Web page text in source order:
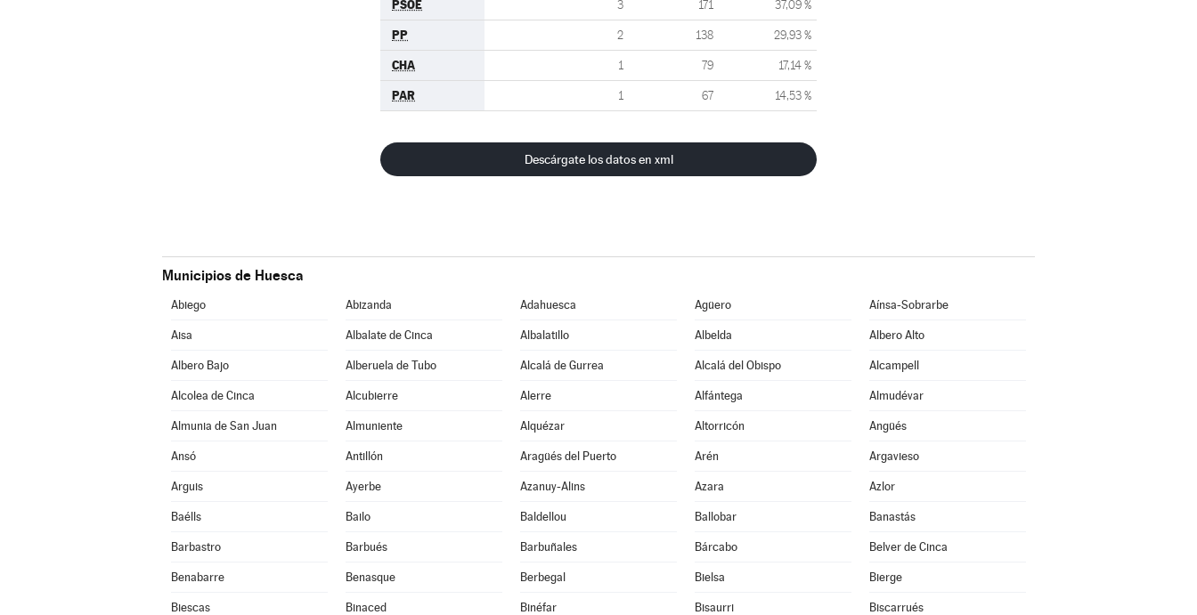
PSOE 3 171 37,09 %
PP 2 138 29,93 %
CHA 1 79 17,14 %
PAR 1 67 14,53 %
Descárgate los datos en xml
Municipios de Huesca
Abiego Abizanda Adahuesca Agüero Aínsa-Sobrarbe
Aisa Albalate de Cinca Albalatillo Albelda Albero Alto
Albero Bajo Alberuela de Tubo Alcalá de Gurrea Alcalá del Obispo Alcampell
Alcolea de Cinca Alcubierre Alerre Alfántega Almudévar
Almunia de San Juan Almuniente Alquézar Altorricón Angüés
Ansó Antillón Aragüés del Puerto Arén Argavieso
Arguis Ayerbe Azanuy-Alins Azara Azlor
Baélls Bailo Baldellou Ballobar Banastás
Barbastro Barbués Barbuñales Bárcabo Belver de Cinca
Benabarre Benasque Berbegal Bielsa Bierge
Biescas Binaced Binéfar Bisaurri Biscarrués